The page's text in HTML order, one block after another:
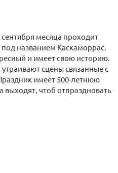
месяца проходит
названием Каскаморрас.
и имеет свою историю.
сцены связанные с
имеет 500-летнюю
выходят, чтоб отпраздновать